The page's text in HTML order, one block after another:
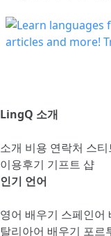
LingQ 소개
소개 비용 연락처 스
이용후기 기프트 샵
인기 언어
영어 배우기 스페인어
탈리아어 배우기 포르